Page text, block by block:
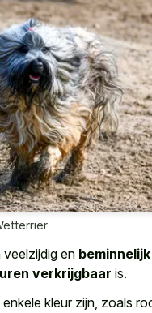
veelzijdig en
verkrijgbaar is.
kleur zijn, zoals